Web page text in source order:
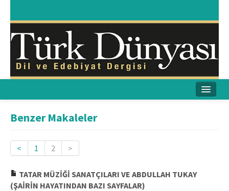
Yayın Kurulu
Yayın İlkeleri
Benzer Makaleler
< 1 2 >
TATAR MÜZİĞİ SANATÇILARI VE ABDULLAH TUKAY
(ŞAİRİN HAYATINDAN BAZI SAYFALAR)